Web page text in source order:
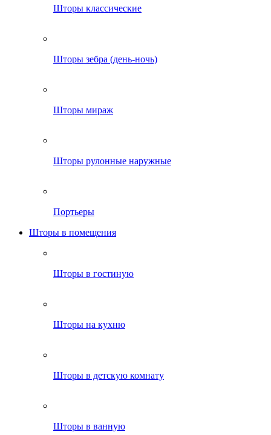
Шторы классические
Шторы зебра (день-ночь)
Шторы мираж
Шторы рулонные наружные
Портьеры
Шторы в помещения
Шторы в гостиную
Шторы на кухню
Шторы в детскую комнату
Шторы в ванную